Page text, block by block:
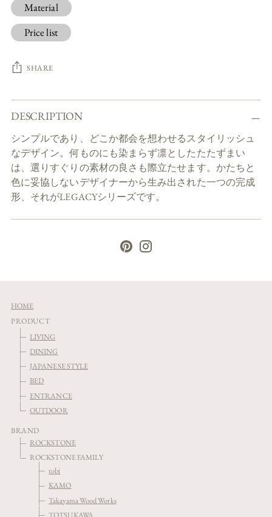
Material
Price list
SHARE
Adding
product
your
cart
DESCRIPTION
シンプルであり、どこか都会を想わせるスタイリッシュ
なデザイン。何ものにも染まらず凛としたたたずまい
は、選りすぐりの素材の良さも際立たせます。かたちと
色に妥協しないデザイナーから生み出された一つの完成
形、それがLEGACYシリーズです。
HOME
PRODUCT
LIVING
DINING
JAPANESE STYLE
BED
ENTRANCE
OUTDOOR
BRAND
ROCKSTONE
ROCKSTONE FAMILY
tobi
KAMO
Takayama Wood Works
TOTSUKAWA